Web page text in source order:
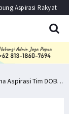
Aspirasi Rakyat
Senator Filep Wamafma Terima Aspirasi Tim DOB Manokwari Barat